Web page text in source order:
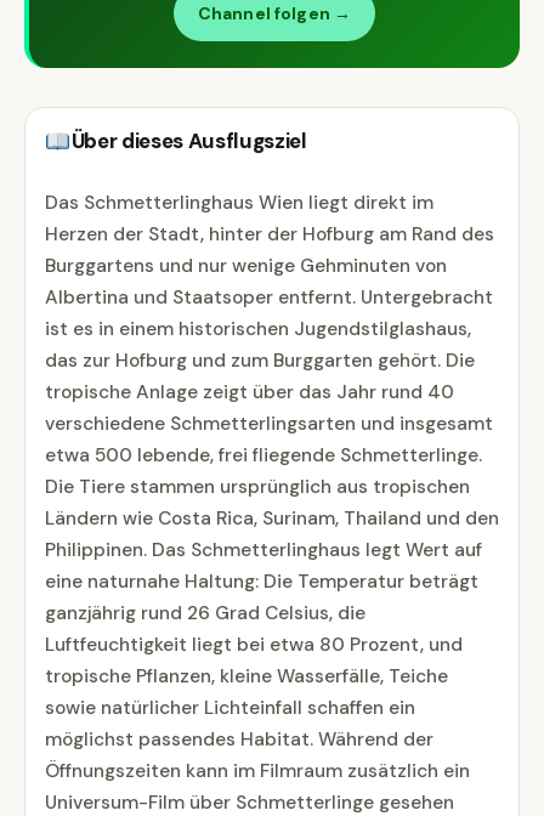
Channel folgen →
Über dieses Ausflugsziel
Das Schmetterlinghaus Wien liegt direkt im
Herzen der Stadt, hinter der Hofburg am Rand des
Burggartens und nur wenige Gehminuten von
Albertina und Staatsoper entfernt. Untergebracht
ist es in einem historischen Jugendstilglashaus,
das zur Hofburg und zum Burggarten gehört. Die
tropische Anlage zeigt über das Jahr rund 40
verschiedene Schmetterlingsarten und insgesamt
etwa 500 lebende, frei fliegende Schmetterlinge.
Die Tiere stammen ursprünglich aus tropischen
Ländern wie Costa Rica, Surinam, Thailand und den
Philippinen. Das Schmetterlinghaus legt Wert auf
eine naturnahe Haltung: Die Temperatur beträgt
ganzjährig rund 26 Grad Celsius, die
Luftfeuchtigkeit liegt bei etwa 80 Prozent, und
tropische Pflanzen, kleine Wasserfälle, Teiche
sowie natürlicher Lichteinfall schaffen ein
möglichst passendes Habitat. Während der
Öffnungszeiten kann im Filmraum zusätzlich ein
Universum-Film über Schmetterlinge gesehen